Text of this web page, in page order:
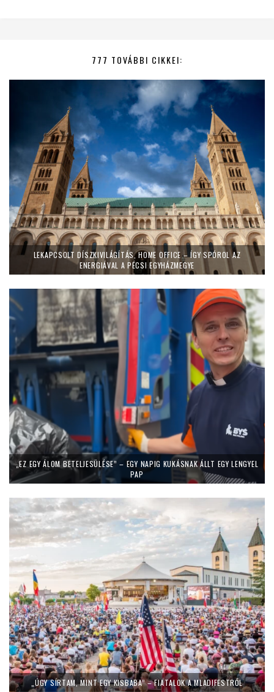
777 TOVÁBBI CIKKEI:
LEKAPCSOLT DÍSZKIVILÁGÍTÁS, HOME OFFICE – ÍGY SPÓROL AZ
ENERGIÁVAL A PÉCSI EGYHÁZMEGYE
„EZ EGY ÁLOM BETELJESÜLÉSE” – EGY NAPIG KUKÁSNAK ÁLLT EGY LENGYEL
PAP
„ÚGY SÍRTAM, MINT EGY KISBABA” – FIATALOK A MLADIFESTRŐL